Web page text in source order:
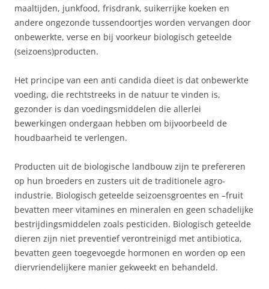
maaltijden, junkfood, frisdrank, suikerrijke koeken en
andere ongezonde tussendoortjes worden vervangen door
onbewerkte, verse en bij voorkeur biologisch geteelde
(seizoens)producten.
Het principe van een anti candida dieet is dat onbewerkte
voeding, die rechtstreeks in de natuur te vinden is,
gezonder is dan voedingsmiddelen die allerlei
bewerkingen ondergaan hebben om bijvoorbeeld de
houdbaarheid te verlengen.
Producten uit de biologische landbouw zijn te prefereren
op hun broeders en zusters uit de traditionele agro-
industrie. Biologisch geteelde seizoensgroentes en –fruit
bevatten meer vitamines en mineralen en geen schadelijke
bestrijdingsmiddelen zoals pesticiden. Biologisch geteelde
dieren zijn niet preventief verontreinigd met antibiotica,
bevatten geen toegevoegde hormonen en worden op een
diervriendelijkere manier gekweekt en behandeld.